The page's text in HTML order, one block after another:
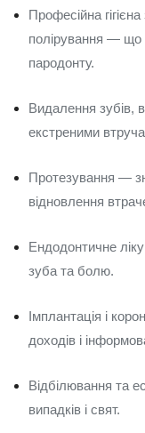
Професійна
полірування — що
пародонту.
Видалення зубів,
екстреними
Протезування —
відновлення
Ендодонтичне
зуба та болю.
Імплантація і
доходів і
Відбілювання та
випадків і свят.